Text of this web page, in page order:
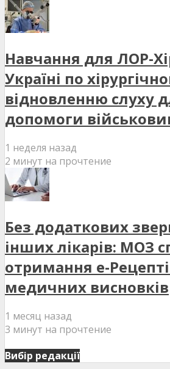
Навчання для ЛОР-
Україні по
відновленню слуху
допомоги
1 неделя назад
2 минут на прочтение
Без додаткових
інших лікарів: МОЗ
отримання е-
медичних висновків
1 месяц назад
3 минут на прочтение
Вибір редакції